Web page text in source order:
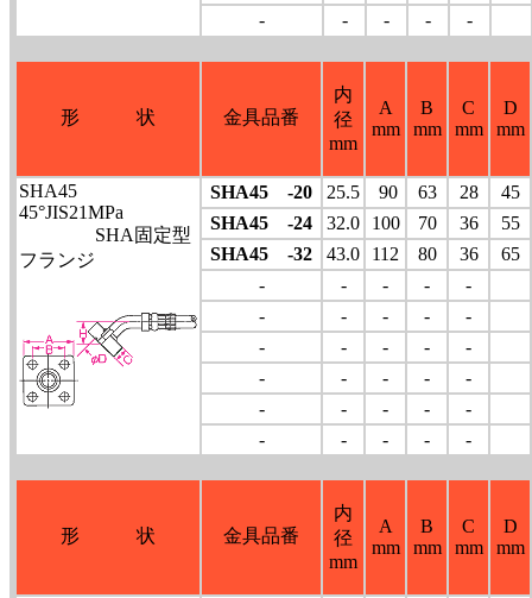
-
- - - -
形 状 金具品番
内
径
mm
A
mm
B
mm
C
mm
D
mm
SHA45
45°JIS21MPa
SHA固定型
フランジ
SHA45 -20 25.5 90 63 28
45
SHA45 -24
32.0 100 70 36
55
SHA45 -32
43.0 112 80 36
65
-
- - -
-
-
- - -
-
-
- - -
-
-
- - -
-
-
- - -
-
-
- - - -
形 状 金具品番
内
径
mm
A
mm
B
mm
C
mm
D
mm